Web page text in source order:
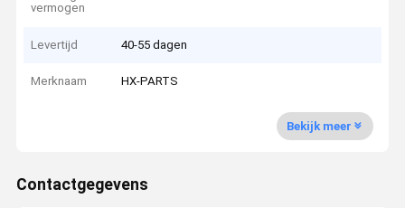
vermogen
Levertijd 40-55 dagen
Merknaam HX-PARTS
Bekijk meer
Contactgegevens